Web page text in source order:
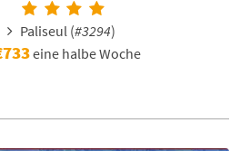
Paliseul (#3294)
eine halbe Woche